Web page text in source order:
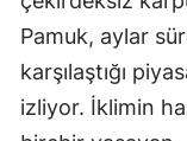
Pamuk, aylar
karşılaştığı
izliyor. İklimin